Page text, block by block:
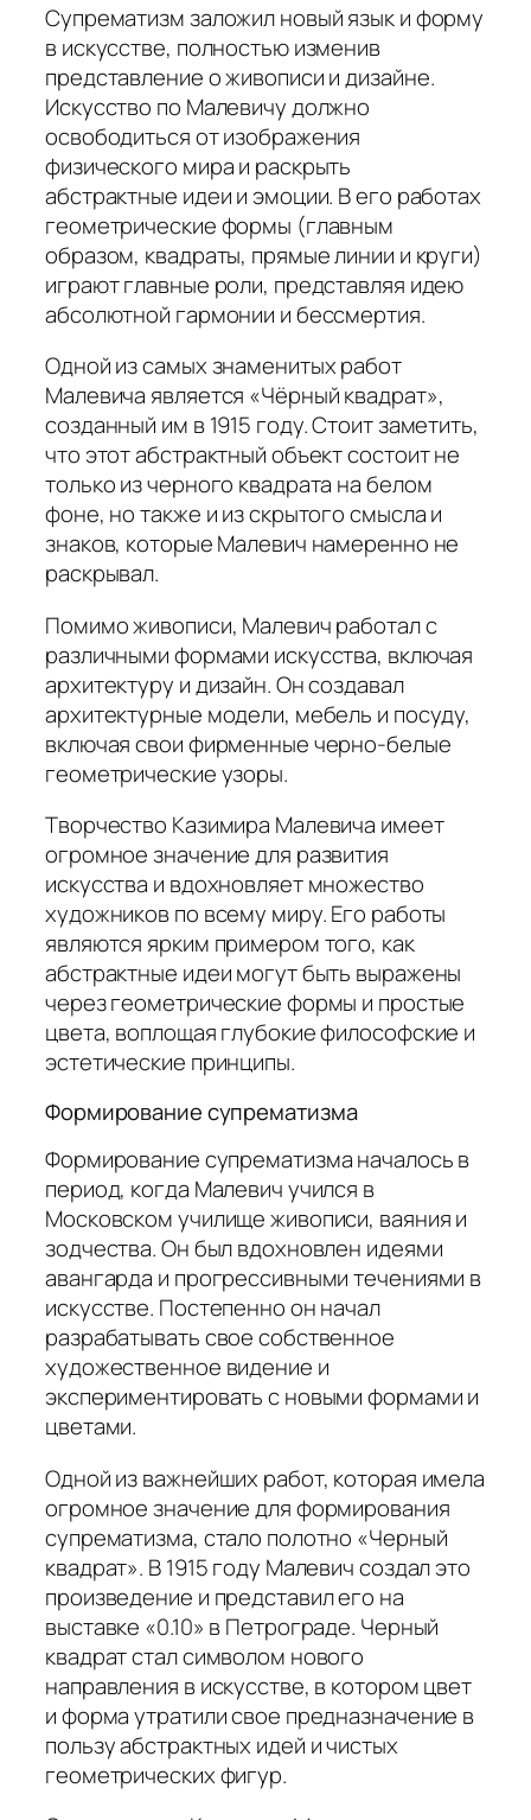
Супрематизм заложил новый язык и форму
в искусстве, полностью изменив
представление о живописи и дизайне.
Искусство по Малевичу должно
освободиться от изображения
физического мира и раскрыть
абстрактные идеи и эмоции. В его работах
геометрические формы (главным
образом, квадраты, прямые линии и круги)
играют главные роли, представляя идею
абсолютной гармонии и бессмертия.
Одной из самых знаменитых работ
Малевича является «Чёрный квадрат»,
созданный им в 1915 году. Стоит заметить,
что этот абстрактный объект состоит не
только из черного квадрата на белом
фоне, но также и из скрытого смысла и
знаков, которые Малевич намеренно не
раскрывал.
Помимо живописи, Малевич работал с
различными формами искусства, включая
архитектуру и дизайн. Он создавал
архитектурные модели, мебель и посуду,
включая свои фирменные черно-белые
геометрические узоры.
Творчество Казимира Малевича имеет
огромное значение для развития
искусства и вдохновляет множество
художников по всему миру. Его работы
являются ярким примером того, как
абстрактные идеи могут быть выражены
через геометрические формы и простые
цвета, воплощая глубокие философские и
эстетические принципы.
Формирование супрематизма
Формирование супрематизма началось в
период, когда Малевич учился в
Московском училище живописи, ваяния и
зодчества. Он был вдохновлен идеями
авангарда и прогрессивными течениями в
искусстве. Постепенно он начал
разрабатывать свое собственное
художественное видение и
экспериментировать с новыми формами и
цветами.
Одной из важнейших работ, которая имела
огромное значение для формирования
супрематизма, стало полотно «Черный
квадрат». В 1915 году Малевич создал это
произведение и представил его на
выставке «0.10» в Петрограде. Черный
квадрат стал символом нового
направления в искусстве, в котором цвет
и форма утратили свое предназначение в
пользу абстрактных идей и чистых
геометрических фигур.